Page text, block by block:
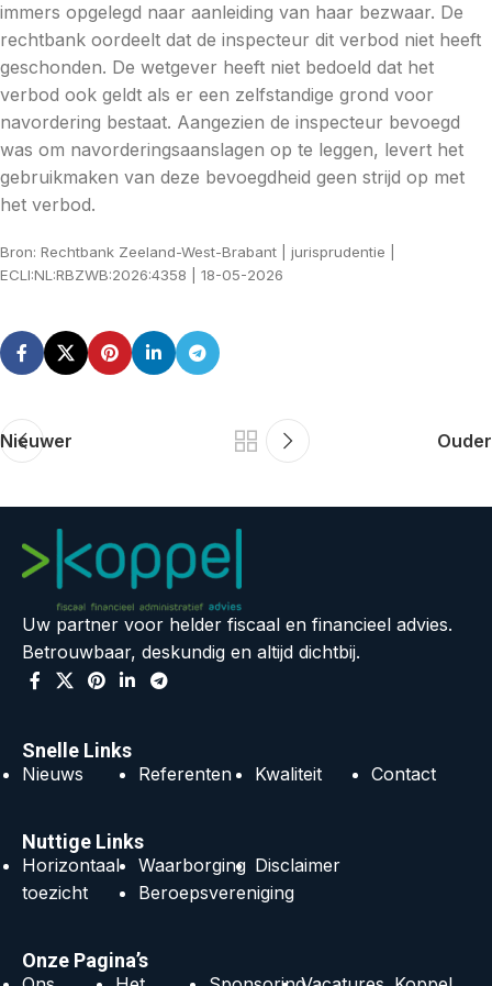
immers opgelegd naar aanleiding van haar bezwaar. De
rechtbank oordeelt dat de inspecteur dit verbod niet heeft
geschonden. De wetgever heeft niet bedoeld dat het
verbod ook geldt als er een zelfstandige grond voor
navordering bestaat. Aangezien de inspecteur bevoegd
was om navorderingsaanslagen op te leggen, levert het
gebruikmaken van deze bevoegdheid geen strijd op met
het verbod.
Bron: Rechtbank Zeeland-West-Brabant | jurisprudentie |
ECLI:NL:RBZWB:2026:4358 | 18-05-2026
Nieuwer Ouder
Uw partner voor helder fiscaal en financieel advies.
Betrouwbaar, deskundig en altijd dichtbij.
Snelle Links
Nieuws Referenten Kwaliteit Contact
Nuttige Links
Horizontaal
toezicht
Waarborging
Beroepsvereniging
Disclaimer
Onze Pagina’s